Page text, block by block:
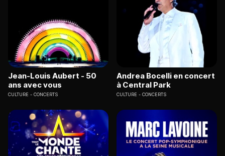
Jean-Louis Aubert - 50
ans avec vous
CULTURE CONCERTS
Andrea Bocelli en concert
à Central Park
CULTURE CONCERTS